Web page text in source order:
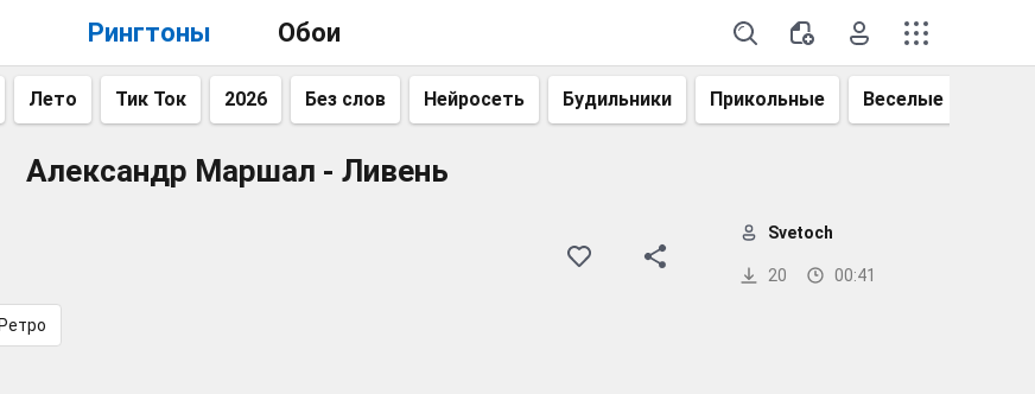
Рингтоны Обои
Лето Тик Ток 2026 Без слов Нейросеть Будильники Прикольные Веселые
Александр Маршал - Ливень
20 00:41
Svetoch
Ретро